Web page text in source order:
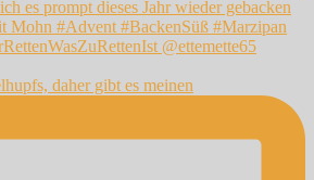
daher gibt es meinen